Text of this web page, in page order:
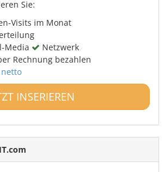
Sie:
Visits im Monat
Media
Netzwerk
Rechnung bezahlen
INSERIEREN